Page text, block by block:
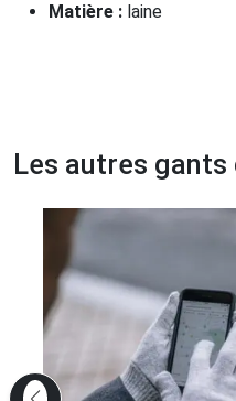
Matière : laine
Les autres